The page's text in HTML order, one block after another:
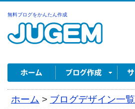
無料ブログをかんたん作成
ホーム > ブログデザイン一覧